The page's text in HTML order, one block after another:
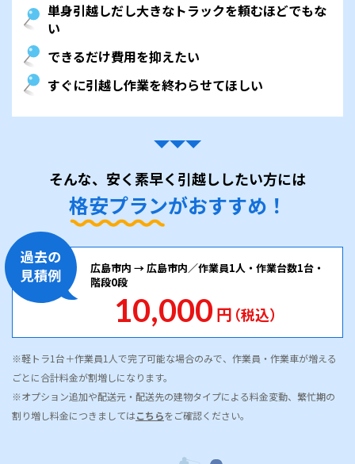
単身引越しだし大きなトラックを頼むほどでもな
い
できるだけ費用を抑えたい
すぐに引越し作業を終わらせてほしい
そんな、安く素早く引越ししたい方には
格安プランがおすすめ！
広島市内 → 広島市内／作業員1人・作業台数1台・
階段0段
10,000 円（税込）
※軽トラ1台＋作業員1人で完了可能な場合のみで、作業員・作業車が増える
ごとに合計料金が割増しになります。
※オプション追加や配送元・配送先の建物タイプによる料金変動、繁忙期の
割り増し料金につきましてはこちらをご確認ください。